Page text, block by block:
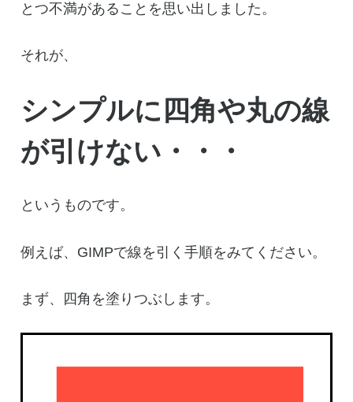
とつ不満があることを思い出しました。
それが、
シンプルに四角や丸の線
が引けない・・・
というものです。
例えば、GIMPで線を引く手順をみてください。
まず、四角を塗りつぶします。